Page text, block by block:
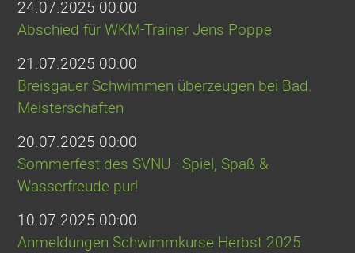
24.07.2025 00:00
Abschied für WKM-Trainer Jens Poppe
21.07.2025 00:00
Breisgauer Schwimmen überzeugen bei Bad.
Meisterschaften
20.07.2025 00:00
Sommerfest des SVNU - Spiel, Spaß &
Wasserfreude pur!
10.07.2025 00:00
Anmeldungen Schwimmkurse Herbst 2025